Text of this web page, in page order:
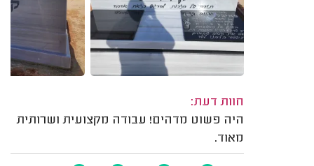
חוות דעת:
היה פשוט מדהים! עבודה מקצועית ושרותית
מאוד.